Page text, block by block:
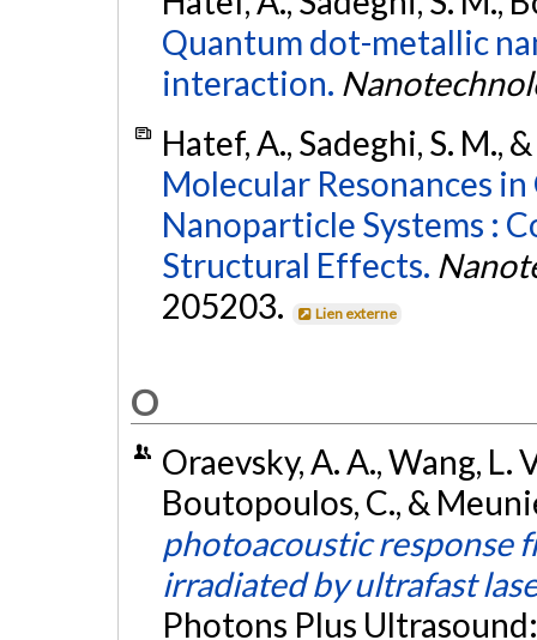
Quantum dot-metallic
interaction.
Hatef, A., Sadeghi, S. M.,
Molecular Resonances
Nanoparticle Systems :
Structural Effects.
205203.
Lien externe
O
Oraevsky, A. A., Wang, L.
Boutopoulos, C., &
photoacoustic response
irradiated by ultrafast
Photons Plus